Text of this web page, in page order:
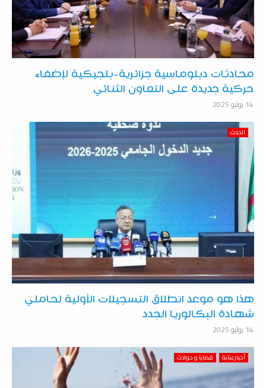
محادثات دبلوماسية جزائرية-بلجيكية لإضفاء
حركية جديدة على التعاون الثنائي
14 يوليو 2025
الحدث
هذا هو موعد انطلاق التسجيلات الأولية لحاملي
شهادة البكالوريا الجدد
14 يوليو 2025
أخبارعنابة قضايا و حوادث